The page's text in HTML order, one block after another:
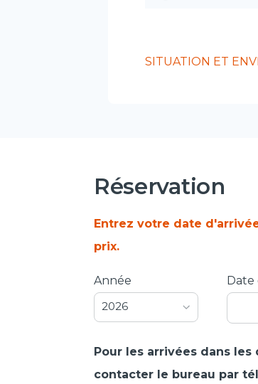
SITUATION ET
Réservation
Entrez votre date
prix.
Année
2026
Date
Pour les arrivées dans
contacter le bureau par